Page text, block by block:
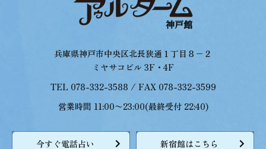
兵庫県神戸市中央区北長狭通１丁目８−２
ミヤサコビル 3F・4F
TEL 078-332-3588 / FAX 078-332-3599
営業時間 11:00〜23:00(最終受付 22:40)
今すぐ電話占い 新宿館はこちら